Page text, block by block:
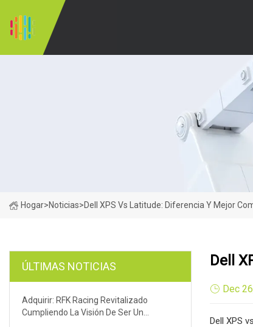
Hogar>Noticias>Dell XPS Vs Latitude: Diferencia Y Mejor
ÚLTIMAS NOTICIAS
Adquirir: RFK Racing Revitalizado
Cumpliendo La Visión De Ser Un...
Dell
Dec
Dell XPS